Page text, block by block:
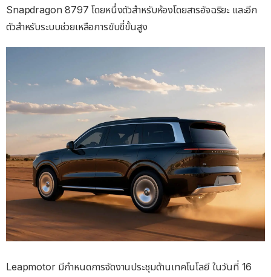
Snapdragon 8797 โดยหนึ่งตัวสำหรับห้องโดยสารอัจฉริยะ และอีก
ตัวสำหรับระบบช่วยเหลือการขับขี่ขั้นสูง
Leapmotor มีกำหนดการจัดงานประชุมด้านเทคโนโลยี ในวันที่ 16